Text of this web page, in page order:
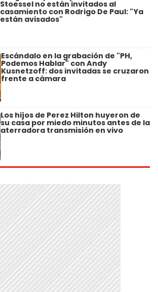
Stoessel no están invitados al
casamiento con Rodrigo De Paul: "Ya
están avisados"
Escándalo en la grabación de "PH,
Podemos Hablar" con Andy
Kusnetzoff: dos invitadas se cruzaron
frente a cámara
Los hijos de Perez Hilton huyeron de
su casa por miedo minutos antes de la
aterradora transmisión en vivo